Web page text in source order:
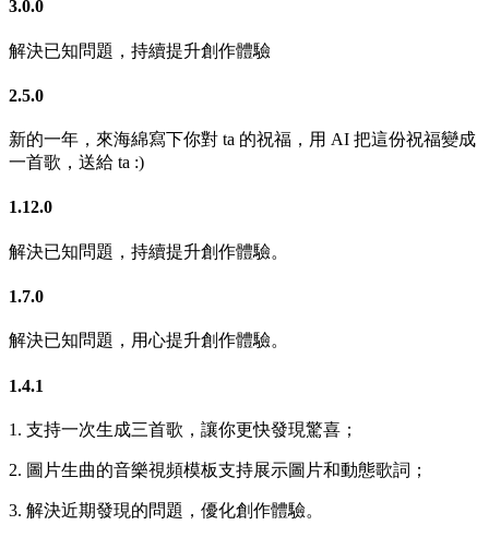
3.0.0
解決已知問題，持續提升創作體驗
2.5.0
新的一年，來海綿寫下你對 ta 的祝福，用 AI 把這份祝福變成
一首歌，送給 ta :)
1.12.0
解決已知問題，持續提升創作體驗。
1.7.0
解決已知問題，用心提升創作體驗。
1.4.1
1. 支持一次生成三首歌，讓你更快發現驚喜；
2. 圖片生曲的音樂視頻模板支持展示圖片和動態歌詞；
3. 解決近期發現的問題，優化創作體驗。